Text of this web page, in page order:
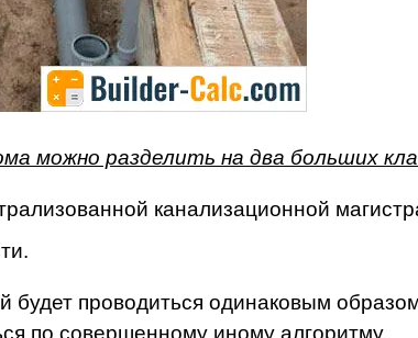
можно разделить на два больших
канализационной
будет проводиться одинаковым